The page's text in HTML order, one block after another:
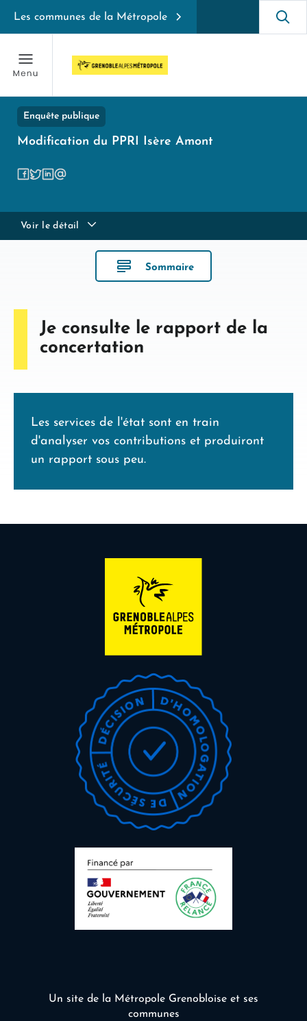
Les communes de la Métropole
Enquête publique
Modification du PPRI Isère Amont
Voir le détail
Sommaire
Je consulte le rapport de la
concertation
Les services de l'état sont en train
d'analyser vos contributions et produiront
un rapport sous peu.
Un site de la Métropole Grenobloise et ses
communes